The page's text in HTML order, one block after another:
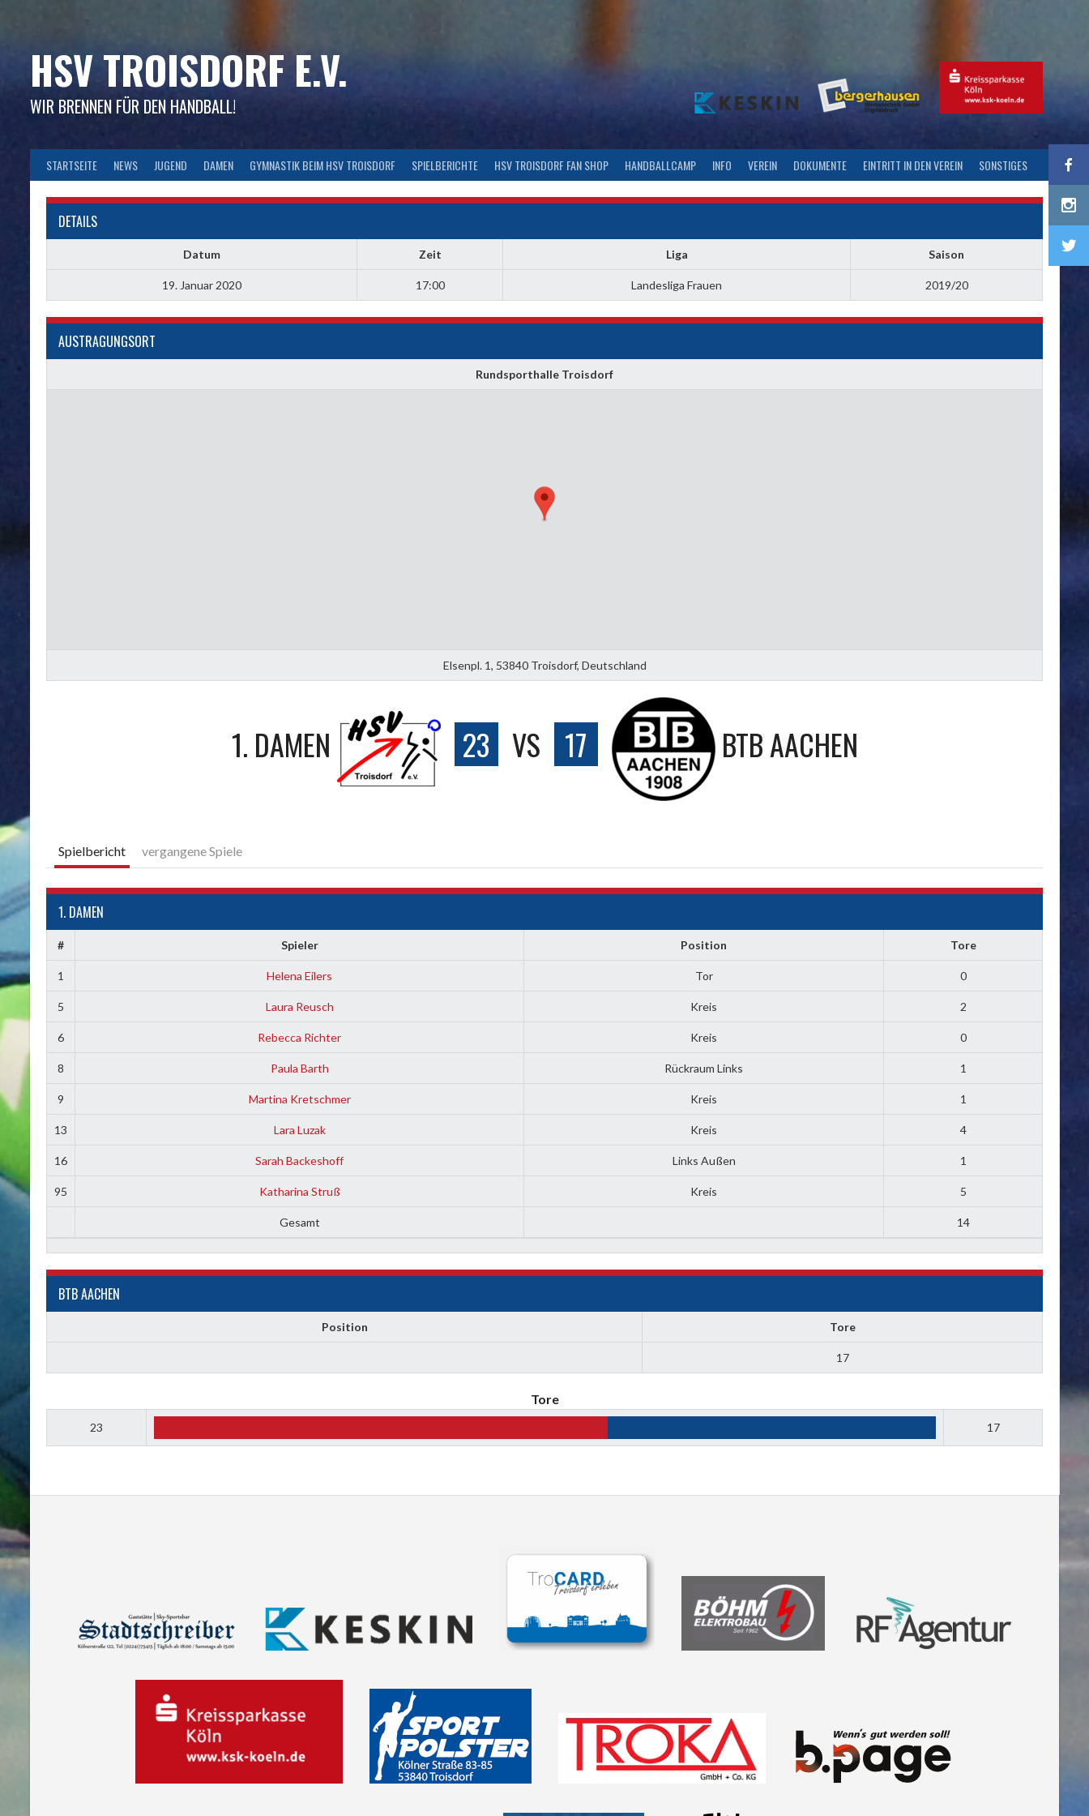
HSV TROISDORF E.V.
WIR BRENNEN FÜR DEN HANDBALL!
STARTSEITE NEWS JUGEND DAMEN GYMNASTIK BEIM HSV TROISDORF SPIELBERICHTE HSV TROISDORF FAN SHOP HANDBALLCAMP INFO VEREIN DOKUMENTE EINTRITT IN DEN VEREIN SONSTIGES
DETAILS
Datum Zeit Liga Saison
19. Januar 2020 17:00 Landesliga Frauen 2019/20
AUSTRAGUNGSORT
Rundsporthalle Troisdorf
Elsenpl. 1, 53840 Troisdorf, Deutschland
1. DAMEN 23 VS 17 BTB AACHEN
Spielbericht vergangene Spiele
1. DAMEN
# Spieler Position Tore
1 Helena Eilers Tor 0
5 Laura Reusch Kreis 2
6 Rebecca Richter Kreis 0
8 Paula Barth Rückraum Links 1
9 Martina Kretschmer Kreis 1
13 Lara Luzak Kreis 4
16 Sarah Backeshoff Links Außen 1
95 Katharina Struß Kreis 5
Gesamt 14
BTB AACHEN
Position Tore
17
Tore
23 17